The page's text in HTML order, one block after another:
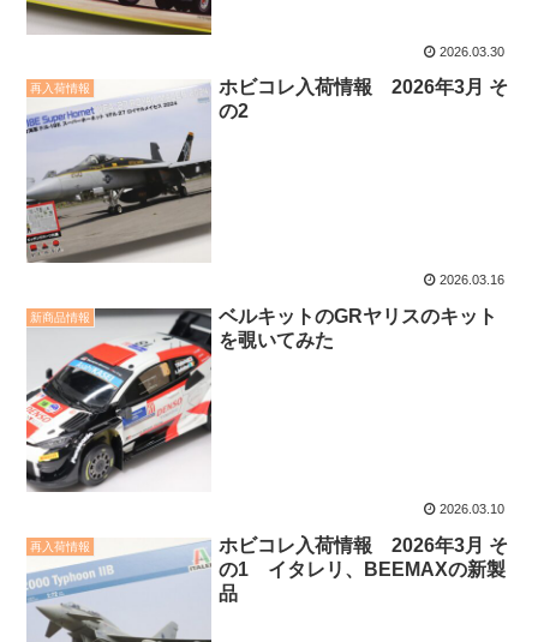
2026.03.30
再入荷情報
ホビコレ入荷情報 2026年3月 そ
の2
2026.03.16
新商品情報
ベルキットのGRヤリスのキット
を覗いてみた
2026.03.10
再入荷情報
ホビコレ入荷情報 2026年3月 そ
の1 イタレリ、BEEMAXの新製
品